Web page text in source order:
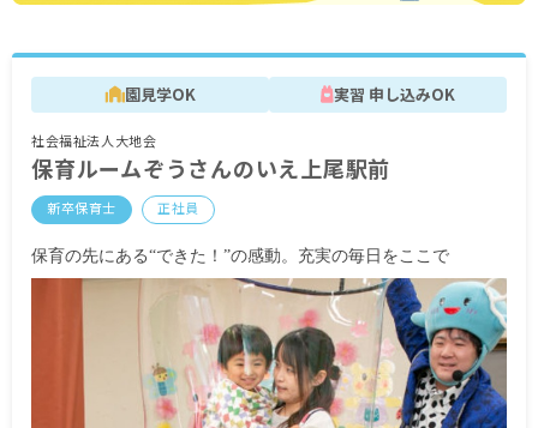
園見学OK 実習 申し込みOK
社会福祉法人大地会
保育ルームぞうさんのいえ上尾駅前
新卒保育士 正社員
保育の先にある“できた！”の感動。充実の毎日をここで